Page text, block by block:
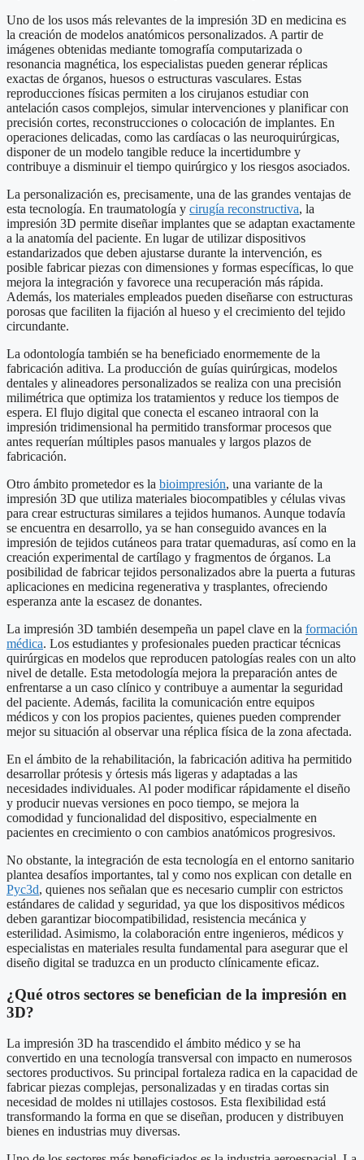
Uno de los usos más relevantes de la impresión 3D en medicina es
la creación de modelos anatómicos personalizados. A partir de
imágenes obtenidas mediante tomografía computarizada o
resonancia magnética, los especialistas pueden generar réplicas
exactas de órganos, huesos o estructuras vasculares. Estas
reproducciones físicas permiten a los cirujanos estudiar con
antelación casos complejos, simular intervenciones y planificar con
precisión cortes, reconstrucciones o colocación de implantes. En
operaciones delicadas, como las cardíacas o las neuroquirúrgicas,
disponer de un modelo tangible reduce la incertidumbre y
contribuye a disminuir el tiempo quirúrgico y los riesgos asociados.
La personalización es, precisamente, una de las grandes ventajas de
esta tecnología. En traumatología y cirugía reconstructiva, la
impresión 3D permite diseñar implantes que se adaptan exactamente
a la anatomía del paciente. En lugar de utilizar dispositivos
estandarizados que deben ajustarse durante la intervención, es
posible fabricar piezas con dimensiones y formas específicas, lo que
mejora la integración y favorece una recuperación más rápida.
Además, los materiales empleados pueden diseñarse con estructuras
porosas que faciliten la fijación al hueso y el crecimiento del tejido
circundante.
La odontología también se ha beneficiado enormemente de la
fabricación aditiva. La producción de guías quirúrgicas, modelos
dentales y alineadores personalizados se realiza con una precisión
milimétrica que optimiza los tratamientos y reduce los tiempos de
espera. El flujo digital que conecta el escaneo intraoral con la
impresión tridimensional ha permitido transformar procesos que
antes requerían múltiples pasos manuales y largos plazos de
fabricación.
Otro ámbito prometedor es la bioimpresión, una variante de la
impresión 3D que utiliza materiales biocompatibles y células vivas
para crear estructuras similares a tejidos humanos. Aunque todavía
se encuentra en desarrollo, ya se han conseguido avances en la
impresión de tejidos cutáneos para tratar quemaduras, así como en la
creación experimental de cartílago y fragmentos de órganos. La
posibilidad de fabricar tejidos personalizados abre la puerta a futuras
aplicaciones en medicina regenerativa y trasplantes, ofreciendo
esperanza ante la escasez de donantes.
La impresión 3D también desempeña un papel clave en la formación
médica. Los estudiantes y profesionales pueden practicar técnicas
quirúrgicas en modelos que reproducen patologías reales con un alto
nivel de detalle. Esta metodología mejora la preparación antes de
enfrentarse a un caso clínico y contribuye a aumentar la seguridad
del paciente. Además, facilita la comunicación entre equipos
médicos y con los propios pacientes, quienes pueden comprender
mejor su situación al observar una réplica física de la zona afectada.
En el ámbito de la rehabilitación, la fabricación aditiva ha permitido
desarrollar prótesis y órtesis más ligeras y adaptadas a las
necesidades individuales. Al poder modificar rápidamente el diseño
y producir nuevas versiones en poco tiempo, se mejora la
comodidad y funcionalidad del dispositivo, especialmente en
pacientes en crecimiento o con cambios anatómicos progresivos.
No obstante, la integración de esta tecnología en el entorno sanitario
plantea desafíos importantes, tal y como nos explican con detalle en
Pyc3d, quienes nos señalan que es necesario cumplir con estrictos
estándares de calidad y seguridad, ya que los dispositivos médicos
deben garantizar biocompatibilidad, resistencia mecánica y
esterilidad. Asimismo, la colaboración entre ingenieros, médicos y
especialistas en materiales resulta fundamental para asegurar que el
diseño digital se traduzca en un producto clínicamente eficaz.
¿Qué otros sectores se benefician de la impresión en
3D?
La impresión 3D ha trascendido el ámbito médico y se ha
convertido en una tecnología transversal con impacto en numerosos
sectores productivos. Su principal fortaleza radica en la capacidad de
fabricar piezas complejas, personalizadas y en tiradas cortas sin
necesidad de moldes ni utillajes costosos. Esta flexibilidad está
transformando la forma en que se diseñan, producen y distribuyen
bienes en industrias muy diversas.